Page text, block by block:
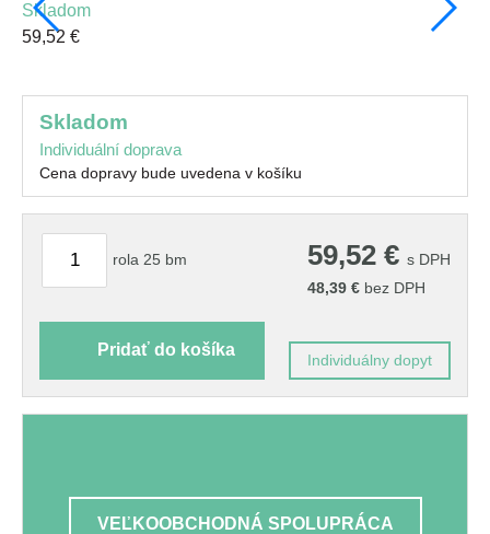
skladom
59,52 €
skladom
Individuální doprava
Cena dopravy bude uvedena v košíku
rola 25 bm 59,52 € s DPH
48,39 € bez DPH
Pridať do košíka
Individuálny dopyt
VEĽKOOBCHODNÁ SPOLUPRÁCA